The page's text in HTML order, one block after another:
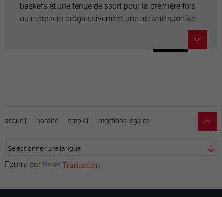
baskets et une tenue de sport pour la première fois
ou reprendre progressivement une activité sportive.
accueil horaire emploi mentions légales
Fourni par Traduction